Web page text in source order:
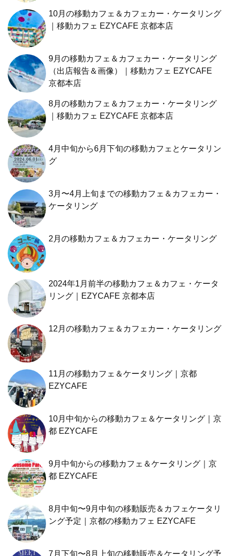
10月の移動カフェ＆カフェカー・ケータリング
｜移動カフェ EZYCAFE 京都本店
9月の移動カフェ＆カフェカー・ケータリング
（出店報告＆画像）｜移動カフェ EZYCAFE
京都本店
8月の移動カフェ＆カフェカー・ケータリング
｜移動カフェ EZYCAFE 京都本店
4月中旬から6月下旬の移動カフェとケータリン
グ
3月〜4月上旬までの移動カフェ＆カフェカー・
ケータリング
2月の移動カフェ＆カフェカー・ケータリング
2024年1月前半の移動カフェ＆カフェ・ケータ
リング｜EZYCAFE 京都本店
12月の移動カフェ＆カフェカー・ケータリング
11月の移動カフェ＆ケータリング｜京都
EZYCAFE
10月中旬からの移動カフェ＆ケータリング｜京
都 EZYCAFE
9月中旬からの移動カフェ＆ケータリング｜京
都 EZYCAFE
8月中旬〜9月中旬の移動販売＆カフェケータリ
ング予定｜京都の移動カフェ EZYCAFE
7月下旬〜8月上旬の移動販売＆ケータリング予